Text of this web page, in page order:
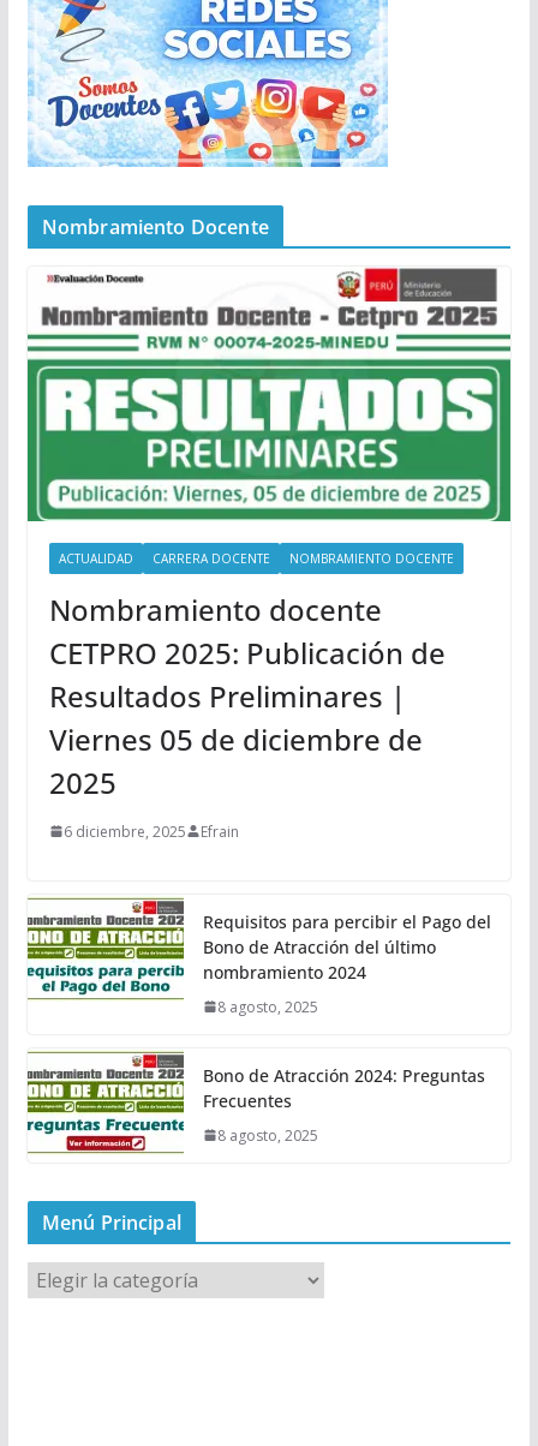
Nombramiento Docente
ACTUALIDAD CARRERA DOCENTE NOMBRAMIENTO DOCENTE
Nombramiento docente
CETPRO 2025: Publicación de
Resultados Preliminares |
Viernes 05 de diciembre de
2025
6 diciembre, 2025 Efrain
Requisitos para percibir el Pago del
Bono de Atracción del último
nombramiento 2024
8 agosto, 2025
Bono de Atracción 2024: Preguntas
Frecuentes
8 agosto, 2025
Menú Principal
M
e